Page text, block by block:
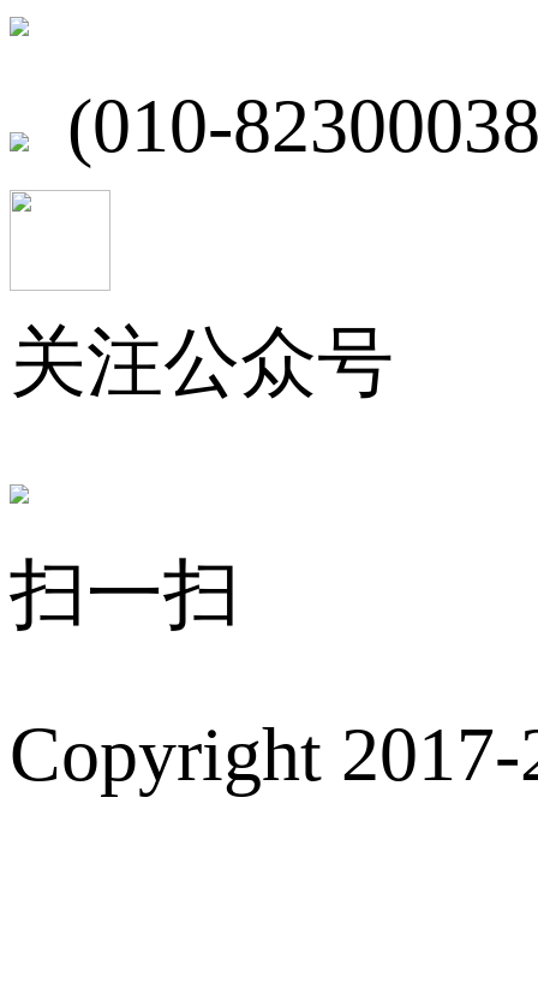
(010-
关注公众号
扫一扫
Copyright